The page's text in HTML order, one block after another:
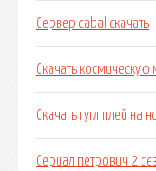
Сервер cabal скачать
Скачать космическую
Скачать гугл плей на
Сериал петрович 2